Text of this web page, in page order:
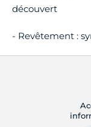
découvert
- Revêtement :